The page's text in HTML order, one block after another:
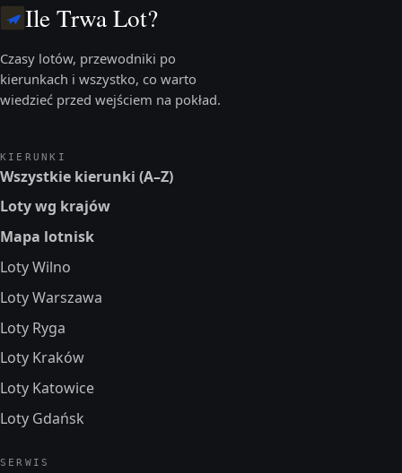
Ile Trwa Lot?
Czasy lotów, przewodniki po
kierunkach i wszystko, co warto
wiedzieć przed wejściem na pokład.
KIERUNKI
Wszystkie kierunki (A–Z)
Loty wg krajów
Mapa lotnisk
Loty Wilno
Loty Warszawa
Loty Ryga
Loty Kraków
Loty Katowice
Loty Gdańsk
SERWIS